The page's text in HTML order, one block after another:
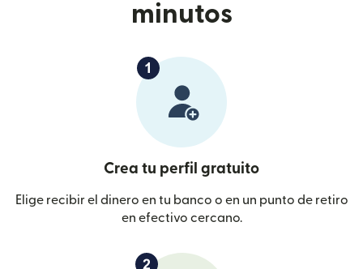
minutos
Crea tu perfil gratuito
Elige recibir el dinero en tu banco o en un punto de retiro
en efectivo cercano.